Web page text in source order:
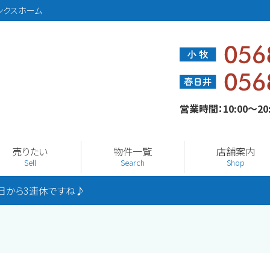
クスホーム
営業時間：10:00～
売りたい
Sell
物件一覧
Search
店舗案内
Shop
から3連休ですね♪